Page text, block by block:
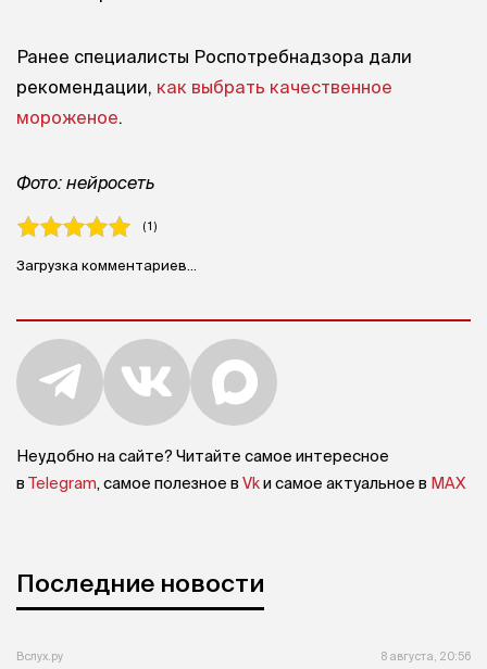
Ранее специалисты Роспотребнадзора дали
рекомендации, как выбрать качественное
мороженое.
Фото: нейросеть
( 1 )
Загрузка комментариев...
Неудобно на сайте? Читайте самое интересное
в Telegram, самое полезное в Vkи самое актуальное в MAX
Последние новости
Вслух.ру 8 августа, 20:56